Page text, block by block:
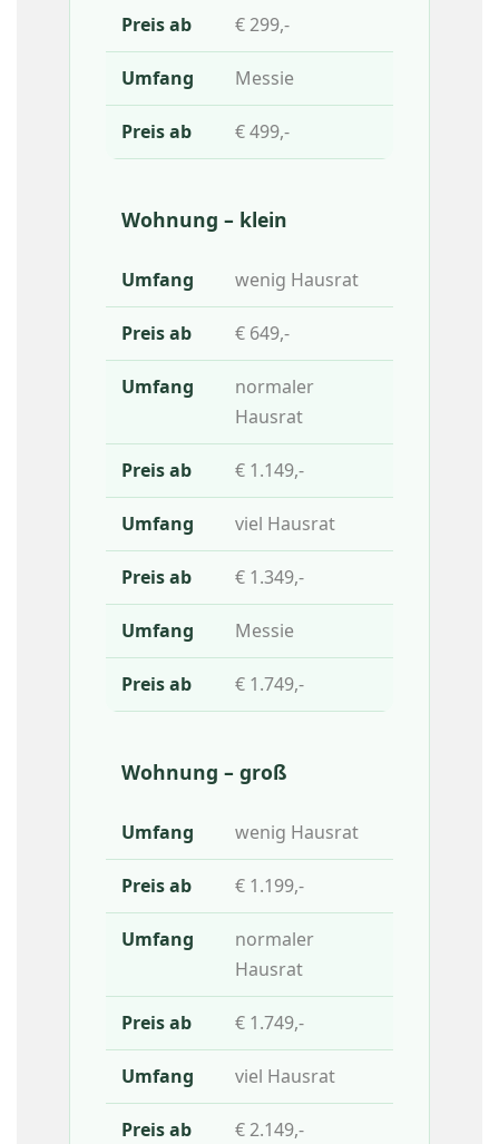
€ 299,-
Messie
€ 499,-
Wohnung – klein
wenig Hausrat
€ 649,-
normaler
Hausrat
€ 1.149,-
viel Hausrat
€ 1.349,-
Messie
€ 1.749,-
Wohnung – groß
wenig Hausrat
€ 1.199,-
normaler
Hausrat
€ 1.749,-
viel Hausrat
€ 2.149,-